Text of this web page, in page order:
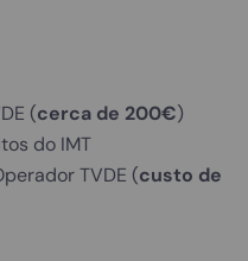
(cerca de 200€)
do IMT
TVDE (custo de